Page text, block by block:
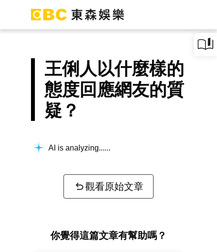
王俐人以什麼樣的
態度回應網友的質
疑？
AI is analyzing...
觀看原始文章
你覺得這篇文章有幫助嗎？